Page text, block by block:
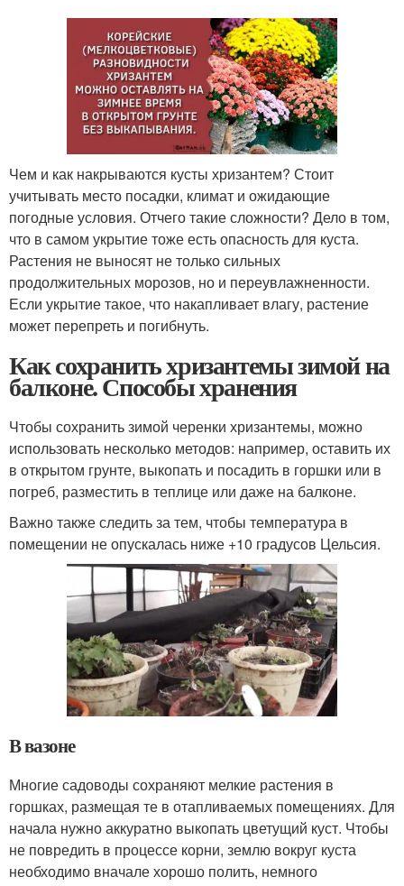
Чем и как накрываются кусты хризантем? Стоит
учитывать место посадки, климат и ожидающие
погодные условия. Отчего такие сложности? Дело в том,
что в самом укрытие тоже есть опасность для куста.
Растения не выносят не только сильных
продолжительных морозов, но и переувлажненности.
Если укрытие такое, что накапливает влагу, растение
может перепреть и погибнуть.
Как сохранить хризантемы зимой на
балконе. Способы хранения
Чтобы сохранить зимой черенки хризантемы, можно
использовать несколько методов: например, оставить их
в открытом грунте, выкопать и посадить в горшки или в
погреб, разместить в теплице или даже на балконе.
Важно также следить за тем, чтобы температура в
помещении не опускалась ниже +10 градусов Цельсия.
В вазоне
Многие садоводы сохраняют мелкие растения в
горшках, размещая те в отапливаемых помещениях. Для
начала нужно аккуратно выкопать цветущий куст. Чтобы
не повредить в процессе корни, землю вокруг куста
необходимо вначале хорошо полить, немного